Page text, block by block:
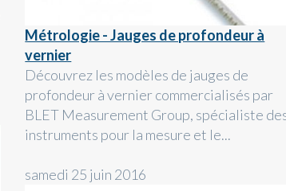
Métrologie - Jauges de profondeur à
vernier
Découvrez les modèles de jauges de
profondeur à vernier commercialisés par
BLET Measurement Group, spécialiste
instruments pour la mesure et le...
samedi 25 juin 2016